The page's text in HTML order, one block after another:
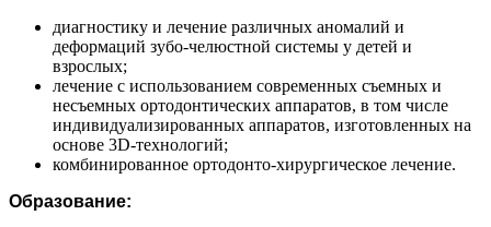
диагностику и лечение различных аномалий и
деформаций зубо-челюстной системы у детей и
взрослых;
лечение с использованием современных съемных и
несъемных ортодонтических аппаратов, в том числе
индивидуализированных аппаратов, изготовленных на
основе 3D-технологий;
комбинированное ортодонто-хирургическое лечение.
Образование: